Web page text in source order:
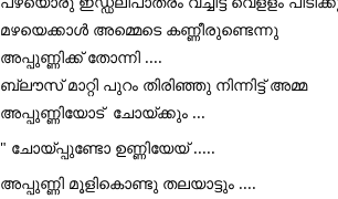
മഴയെക്കാൾ അമ്മെടെ കണ്ണീരുണ്ടെന്നു
അപ്പുണ്ണിക്ക്‌ തോന്നി ....
ബ്ലൗസ് മാറ്റി പുറം തിരിഞ്ഞു നിന്നിട്ട് അമ്മ
അപ്പുണ്ണിയോട്  ചോയ്ക്കും ...
" ചോയ്പ്പുണ്ടോ ഉണ്ണിയേയ് .....
അപ്പുണ്ണി മൂളികൊണ്ടു തലയാട്ടും ....